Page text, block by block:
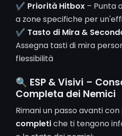
✔ Priorità Hitbox – Punta
a zone specifiche per
✔ Tasto di Mira &
Assegna tasti di mira
flessibilità
🔍 ESP & Visivi –
Completa dei Nemici
Rimani un passo avanti con
completiche ti tengono